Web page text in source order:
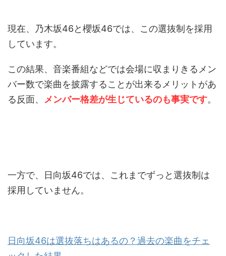
現在、乃木坂46と櫻坂46では、この選抜制を採用
しています。
この結果、音楽番組などでは会場に収まりきるメン
バー数で楽曲を披露することが出来るメリットがあ
る反面、
メンバー格差が生じているのも事実です。
一方で、日向坂46では、これまでずっと選抜制は
採用していません。
日向坂46は選抜落ちはあるの？過去の楽曲をチェ